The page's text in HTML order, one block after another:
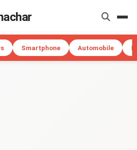
Smartphone Automobile